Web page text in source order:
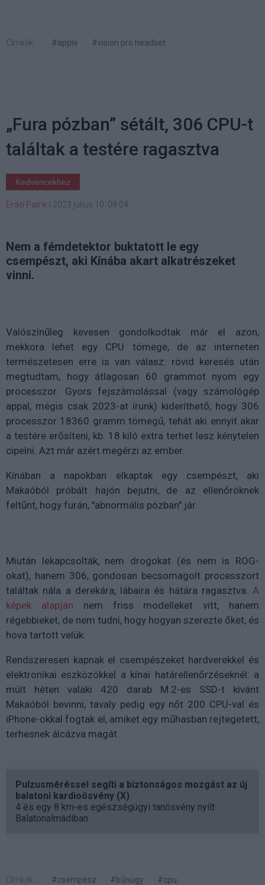
Címkék: #apple #vision pro headset
„Fura pózban” sétált, 306 CPU-t
találtak a testére ragasztva
Kedvencekhez
Erdei Patrik 2023 július 10. 09:04
Nem a fémdetektor buktatott le egy
csempészt, aki Kínába akart alkatrészeket
vinni.
Valószínűleg kevesen gondolkodtak már el azon,
mekkora lehet egy CPU tömege, de az interneten
természetesen erre is van válasz: rövid keresés után
megtudtam, hogy átlagosan 60 grammot nyom egy
processzor. Gyors fejszámolással (vagy számológép
appal, mégis csak 2023-at írunk) kideríthető, hogy 306
processzor 18360 gramm tömegű, tehát aki ennyit akar
a testére erősíteni, kb. 18 kiló extra terhet lesz kénytelen
cipelni. Azt már azért megérzi az ember.
Kínában a napokban elkaptak egy csempészt, aki
Makaóból próbált hajón bejutni, de az ellenőröknek
feltűnt, hogy furán, "abnormális pózban" jár.
Miután lekapcsolták, nem drogokat (és nem is ROG-
okat), hanem 306, gondosan becsomagolt processzort
találtak nála a derekára, lábaira és hátára ragasztva. A
képek alapján nem friss modelleket vitt, hanem
régebbieket, de nem tudni, hogy hogyan szerezte őket, és
hova tartott velük.
Rendszeresen kapnak el csempészeket hardverekkel és
elektronikai eszközökkel a kínai határellenőrzéseknél: a
múlt héten valaki 420 darab M.2-es SSD-t kívánt
Makaóból bevinni, tavaly pedig egy nőt 200 CPU-val és
iPhone-okkal fogtak el, amiket egy műhasban rejtegetett,
terhesnek álcázva magát.
Pulzusméréssel segíti a biztonságos mozgást az új
balatoni kardioösvény (X)
4 és egy 8 km-es egészségügyi tanösvény nyílt
Balatonalmádiban.
Címkék: #csempész #bűnügy #cpu